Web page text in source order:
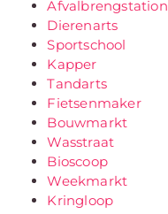
Afvalbrengstation
Dierenarts
Sportschool
Kapper
Tandarts
Fietsenmaker
Bouwmarkt
Wasstraat
Bioscoop
Weekmarkt
Kringloop